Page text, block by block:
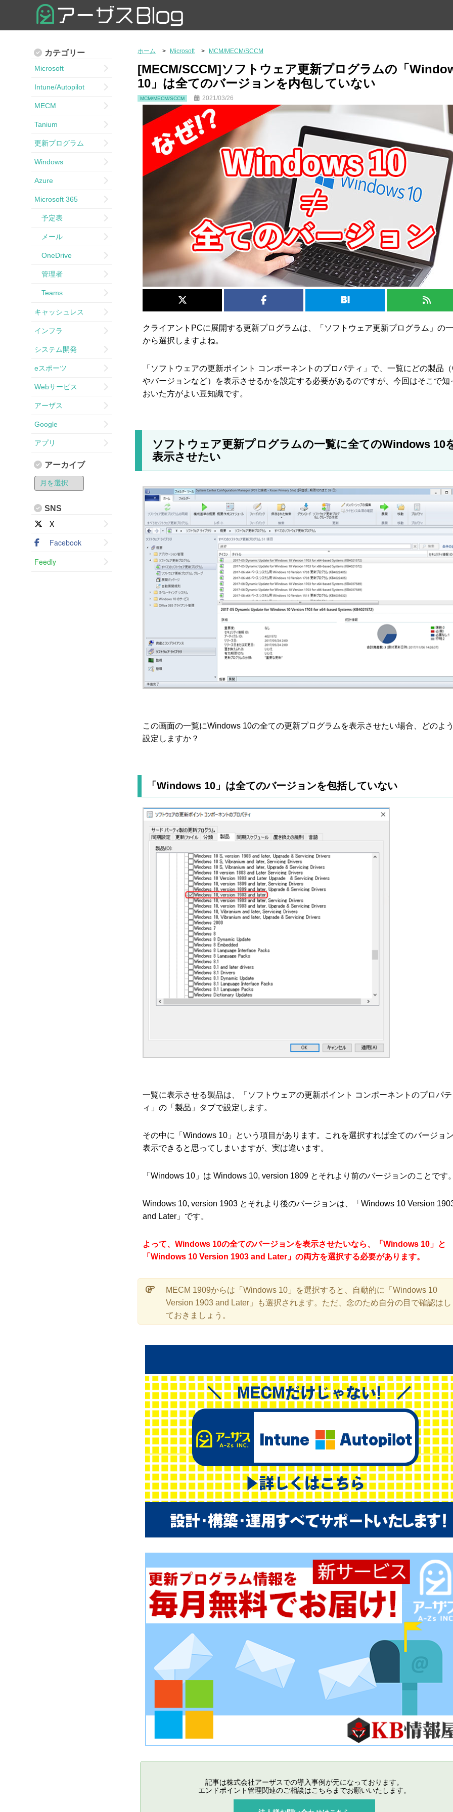
ホーム Microsoft MCM/MECM/SCCM
[MECM/SCCM]ソフトウェア更新プログラムの「
10」は全てのバージョンを内包していない
MCM/MECM/SCCM 2021/03/26
クライアントPCに展開する更新プログラムは、「ソフトウェア更新プログラム」の
から選択しますよね。
「ソフトウェアの更新ポイント コンポーネントのプロパティ」で、一覧にどの製品
やバージョンなど）を表示させるかを設定する必要があるのですが、今回はそこで知
おいた方がよい豆知識です。
ソフトウェア更新プログラムの一覧に全てのWindows 10
表示させたい
この画面の一覧にWindows 10の全ての更新プログラムを表示させたい場合、どのよ
設定しますか？
「Windows 10」は全てのバージョンを包括していない
一覧に表示させる製品は、「ソフトウェアの更新ポイント コンポーネントのプロパテ
ィ」の「製品」タブで設定します。
その中に「Windows 10」という項目があります。これを選択すれば全てのバージョ
表示できると思ってしまいますが、実は違います。
「Windows 10」は Windows 10, version 1809 とそれより前のバージョンのことです
Windows 10, version 1903 とそれより後のバージョンは、「Windows 10 Version
and Later」です。
よって、Windows 10の全てのバージョンを表示させたいなら、「Windows 10」と
「Windows 10 Version 1903 and Later」の両方を選択する必要があります。
MECM 1909からは「Windows 10」を選択すると、自動的に「Windows 10
Version 1903 and Later」も選択されます。ただ、念のため自分の目で確認はし
ておきましょう。
記事は株式会社アーザスでの導入事例が元になっております。
エンドポイント管理関連のご相談はこちらまでお願いいたします。
カテゴリー
Microsoft
Intune/Autopilot
MECM
Tanium
更新プログラム
Windows
Azure
Microsoft 365
予定表
メール
OneDrive
管理者
Teams
キャッシュレス
インフラ
システム開発
eスポーツ
Webサービス
アーザス
Google
アプリ
アーカイブ
SNS
X
Facebook
Feedly